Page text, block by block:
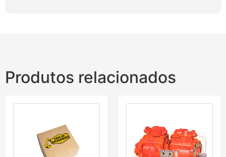
Produtos relacionados